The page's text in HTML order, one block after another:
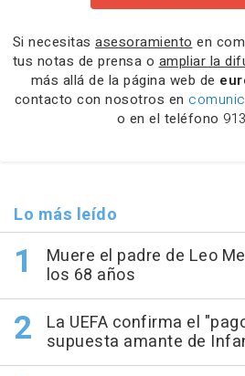
Si necesitas asesoramiento en
tus notas de prensa o ampliar la
más allá de la página web de
contacto con nosotros en
o en el teléfono
Lo más leído
Muere el padre de Leo
los 68 años
La UEFA confirma el
supuesta amante de